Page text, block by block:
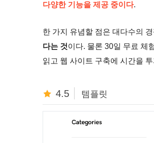
다양한 기능을 제공 중이다.
한 가지 유념할 점은 대다수의
다는 것이다. 물론 30일 무료 체
읽고 웹 사이트 구축에 시간을
4.5 템플릿